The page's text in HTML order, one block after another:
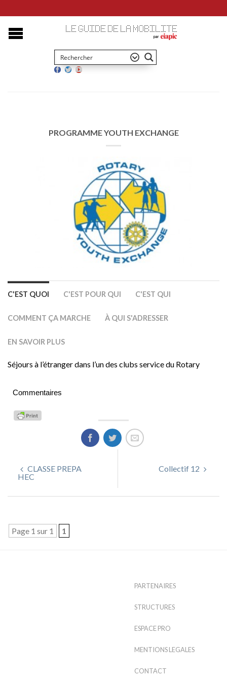
PROGRAMME YOUTH EXCHANGE
C'EST QUOI C'EST POUR QUI C'EST QUI
COMMENT ÇA MARCHE À QUI S'ADRESSER
EN SAVOIR PLUS
Séjours à l’étranger dans l’un des clubs service du Rotary
Commentaires
CLASSE PREPA
HEC
Collectif 12
Page 1 sur 1 1
PARTENAIRES
STRUCTURES
ESPACE PRO
MENTIONS LEGALES
CONTACT